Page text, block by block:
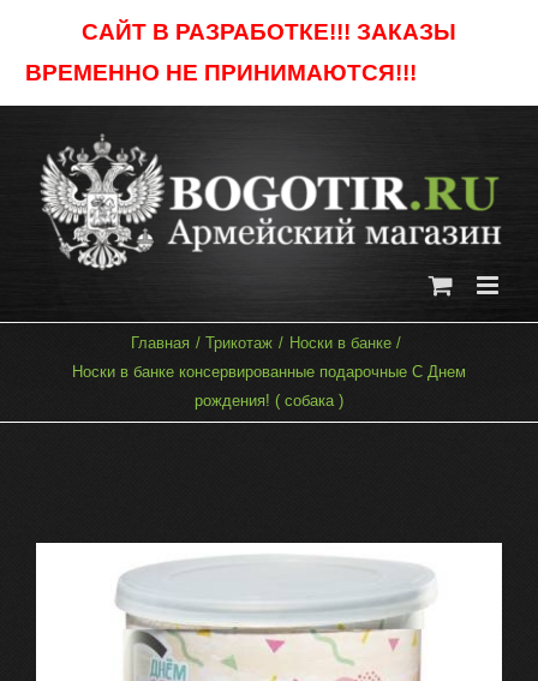
САЙТ В РАЗРАБОТКЕ!!! ЗАКАЗЫ
ВРЕМЕННО НЕ ПРИНИМАЮТСЯ!!!
content
Главная Трикотаж
Носки в банке
Носки в банке консервированные подарочные С Днем
рождения! ( собака )